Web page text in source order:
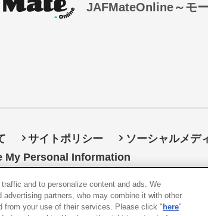
JAFMateOnline～モ
サイトポリシー ソーシャルメデ
My Personal Information
〒105-0012
東京都港区芝大門1-1-30 日
All rights reserved. 一般社団法人 日
and to personalize content and ads. We
partners, who may combine it with other
from your use of their services. Please click " here"